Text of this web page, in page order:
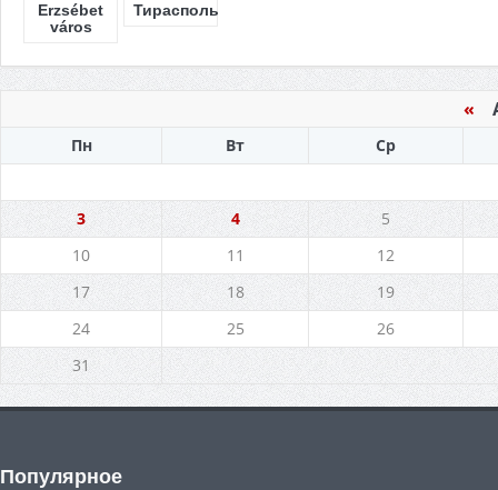
Erzsébet
város
Тирасполь
«
Пн Вт Ср
3 4
5
10
11
12
17
18
19
24
25
26
31
Популярное